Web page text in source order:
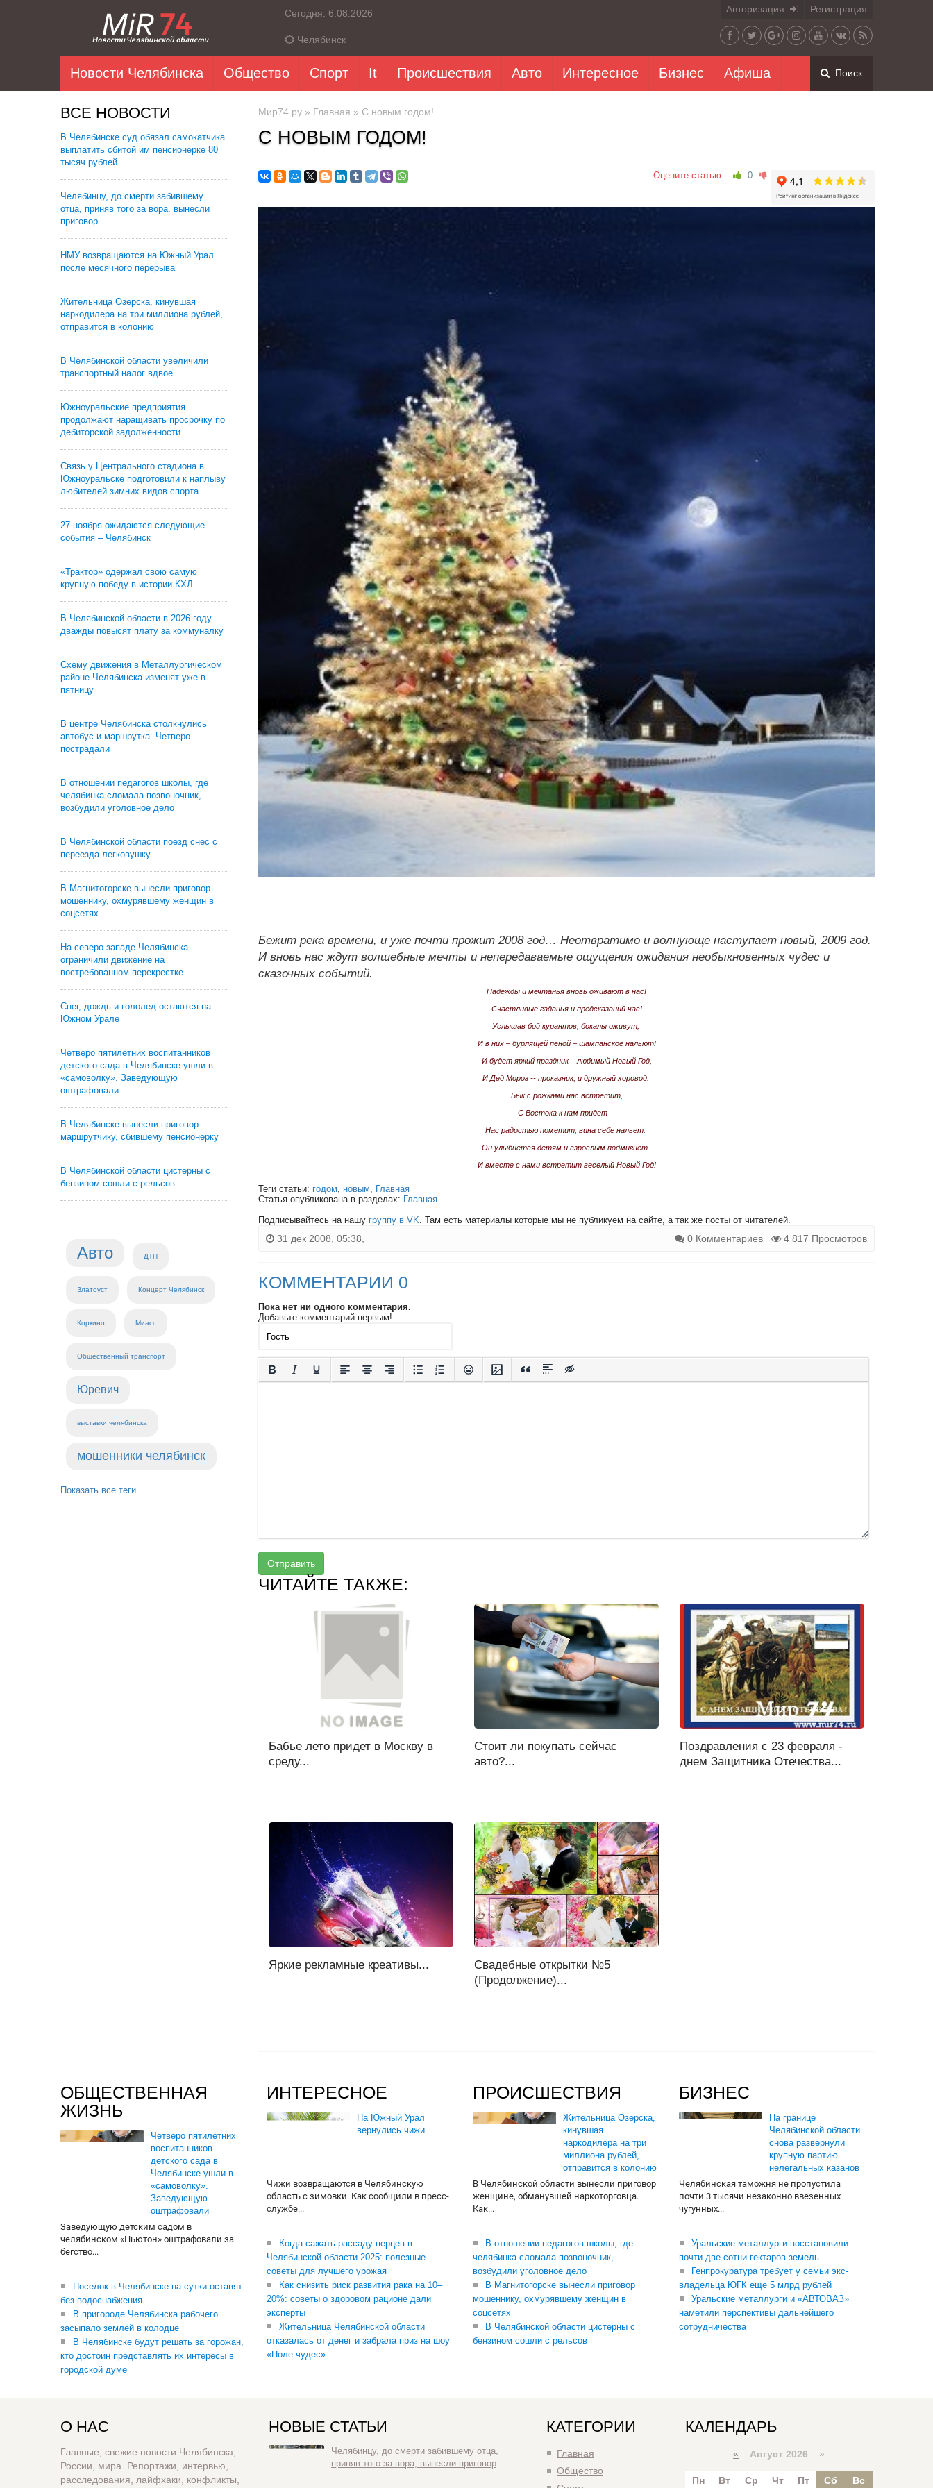
Сегодня: 6.08.2026
Челябинск
Авторизация Регистрация
Новости Челябинска Общество Спорт It Происшествия Авто Интересное Бизнес Афиша Поиск
ВСЕ НОВОСТИ
В Челябинске суд обязал самокатчика
выплатить сбитой им пенсионерке 80
тысяч рублей
Челябинцу, до смерти забившему
отца, приняв того за вора, вынесли
приговор
НМУ возвращаются на Южный Урал
после месячного перерыва
Жительница Озерска, кинувшая
наркодилера на три миллиона рублей,
отправится в колонию
В Челябинской области увеличили
транспортный налог вдвое
Южноуральские предприятия
продолжают наращивать просрочку по
дебиторской задолженности
Связь у Центрального стадиона в
Южноуральске подготовили к наплыву
любителей зимних видов спорта
27 ноября ожидаются следующие
события – Челябинск
«Трактор» одержал свою самую
крупную победу в истории КХЛ
В Челябинской области в 2026 году
дважды повысят плату за коммуналку
Схему движения в Металлургическом
районе Челябинска изменят уже в
пятницу
В центре Челябинска столкнулись
автобус и маршрутка. Четверо
пострадали
В отношении педагогов школы, где
челябинка сломала позвоночник,
возбудили уголовное дело
В Челябинской области поезд снес с
переезда легковушку
В Магнитогорске вынесли приговор
мошеннику, охмурявшему женщин в
соцсетях
На северо-западе Челябинска
ограничили движение на
востребованном перекрестке
Снег, дождь и гололед остаются на
Южном Урале
Четверо пятилетних воспитанников
детского сада в Челябинске ушли в
«самоволку». Заведующую
оштрафовали
В Челябинске вынесли приговор
маршрутчику, сбившему пенсионерку
В Челябинской области цистерны с
бензином сошли с рельсов
Авто ДТП
Златоуст Концерт Челябинск
Коркино Миасс
Общественный транспорт
Юревич
выставки челябинска
мошенники челябинск
Показать все теги
Мир74.ру » Главная » С новым годом!
С НОВЫМ ГОДОМ!
Оцените статью: 0
Бежит река времени, и уже почти прожит 2008 год… Неотвратимо и волнующе наступает новый, 2009 год.
И вновь нас ждут волшебные мечты и непередаваемые ощущения ожидания необыкновенных чудес и
сказочных событий.
Надежды и мечтанья вновь оживают в нас!
Счастливые гаданья и предсказаний час!
Услышав бой курантов, бокалы оживут,
И в них – бурлящей пеной – шампанское нальют!
И будет яркий праздник – любимый Новый Год,
И Дед Мороз -- проказник, и дружный хоровод.
Бык с рожками нас встретит,
С Востока к нам придет –
Нас радостью пометит, вина себе нальет.
Он улыбнется детям и взрослым подмигнет.
И вместе с нами встретит веселый Новый Год!
Теги статьи: годом, новым, Главная
Статья опубликована в разделах: Главная
Подписывайтесь на нашу группу в VK. Там есть материалы которые мы не публикуем на сайте, а так же посты от читателей.
31 дек 2008, 05:38, 0 Комментариев 4 817 Просмотров
КОММЕНТАРИИ 0
Пока нет ни одного комментария.
Добавьте комментарий первым!
Отправить
ЧИТАЙТЕ ТАКЖЕ:
Бабье лето придет в Москву в
среду...
Стоит ли покупать сейчас
авто?...
Поздравления с 23 февраля -
днем Защитника Отечества...
Яркие рекламные креативы...
Свадебные открытки №5
(Продолжение)...
ОБЩЕСТВЕННАЯ
ЖИЗНЬ
Четверо пятилетних
воспитанников
детского сада в
Челябинске ушли в
«самоволку».
Заведующую
оштрафовали
Заведующую детским садом в
челябинском «Ньютон» оштрафовали за
бегство...
Поселок в Челябинске на сутки оставят
без водоснабжения
В пригороде Челябинска рабочего
засыпало землей в колодце
В Челябинске будут решать за горожан,
кто достоин представлять их интересы в
городской думе
ИНТЕРЕСНОЕ
На Южный Урал
вернулись чижи
Чижи возвращаются в Челябинскую
область с зимовки. Как сообщили в пресс-
службе...
Когда сажать рассаду перцев в
Челябинской области-2025: полезные
советы для лучшего урожая
Как снизить риск развития рака на 10–
20%: советы о здоровом рационе дали
эксперты
Жительница Челябинской области
отказалась от денег и забрала приз на шоу
«Поле чудес»
ПРОИСШЕСТВИЯ
Жительница Озерска,
кинувшая
наркодилера на три
миллиона рублей,
отправится в колонию
В Челябинской области вынесли приговор
женщине, обманувшей наркоторговца.
Как...
В отношении педагогов школы, где
челябинка сломала позвоночник,
возбудили уголовное дело
В Магнитогорске вынесли приговор
мошеннику, охмурявшему женщин в
соцсетях
В Челябинской области цистерны с
бензином сошли с рельсов
БИЗНЕС
На границе
Челябинской области
снова развернули
крупную партию
нелегальных казанов
Челябинская таможня не пропустила
почти 3 тысячи незаконно ввезенных
чугунных...
Уральские металлурги восстановили
почти две сотни гектаров земель
Генпрокуратура требует у семьи экс-
владельца ЮГК еще 5 млрд рублей
Уральские металлурги и «АВТОВАЗ»
наметили перспективы дальнейшего
сотрудничества
О НАС
Главные, свежие новости Челябинска,
России, мира. Репортажи, интервью,
расследования, лайфхаки, конфликты,
НОВЫЕ СТАТЬИ
Челябинцу, до смерти забившему отца,
приняв того за вора, вынесли приговор
КАТЕГОРИИ
Главная
Общество
КАЛЕНДАРЬ
« Август 2026 »
Пн Вт Ср Чт Пт Сб Вс